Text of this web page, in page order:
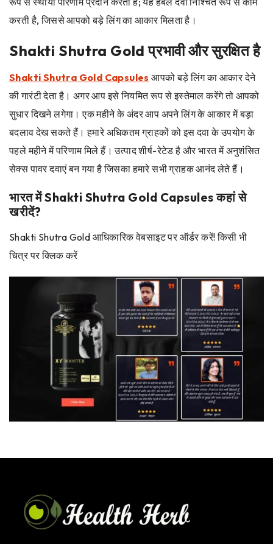
करती है, जिससे आपको बड़े लिंग का आकार मिलता है।
Shakti Shutra Gold प्रभावी और सुरक्षित है
Shakti Shutra Gold Capsules आपको बड़े लिंग का आकार देने
की गारंटी देता है। अगर आप इसे नियमित रूप से इस्तेमाल करेंगे तो आपको
सुधार दिखने लगेगा। एक महीने के अंदर आप अपने लिंग के आकार में बड़ा
बदलाव देख सकते हैं। हमारे अधिकतम ग्राहकों को इस दवा के उपयोग के
पहले महीने में परिणाम मिले हैं। उत्पाद शीर्ष-रेटेड है और भारत में अनुशंसित
सेक्स पावर दवाएं बन गया है जिसका हमारे सभी ग्राहक आनंद लेते हैं।
भारत में Shakti Shutra Gold Capsules कहां से
खरीदें?
Shakti Shutra Gold आधिकारिक वेबसाइट पर ऑर्डर करें! किसी भी
चित्र पर क्लिक करें